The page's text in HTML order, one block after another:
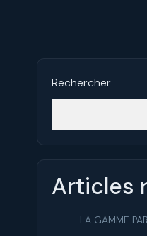
Rechercher
Articles
LA GAMME